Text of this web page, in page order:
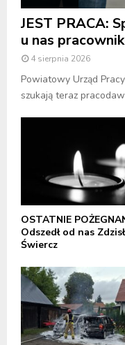
JEST PRACA:
u nas
4 sierpnia 2026
Powiatowy Urząd
szukają teraz
OSTATNIE
Odszedł od nas
Świercz